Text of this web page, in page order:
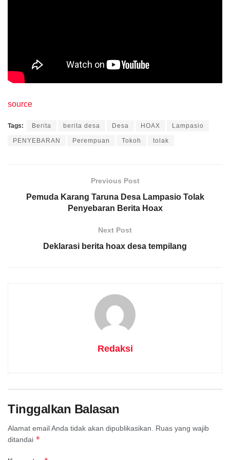
source
Tags: Berita berita desa Desa HOAX Lampasio
PENYEBARAN Perempuan Tokoh tolak
Previous Post
Pemuda Karang Taruna Desa Lampasio Tolak
Penyebaran Berita Hoax
Next Post
Deklarasi berita hoax desa tempilang
Redaksi
Tinggalkan Balasan
Alamat email Anda tidak akan dipublikasikan. Ruas yang wajib
ditandai *